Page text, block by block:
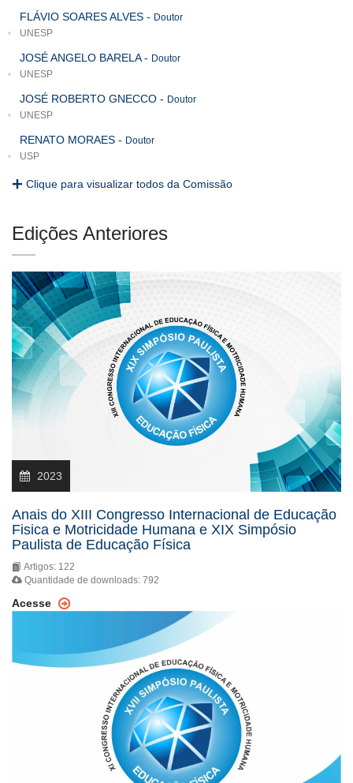
FLÁVIO SOARES ALVES - Doutor
UNESP
JOSÉ ANGELO BARELA- Doutor
UNESP
JOSÉ ROBERTO GNECCO - Doutor
UNESP
RENATO MORAES - Doutor
USP
Clique para visualizar todos da Comissão
Edições Anteriores
2023
Anais do XIII Congresso Internacional de Educação
Fisica e Motricidade Humana e XIX Simpósio
Paulista de Educação Física
Artigos: 122
Quantidade de downloads: 792
Acesse